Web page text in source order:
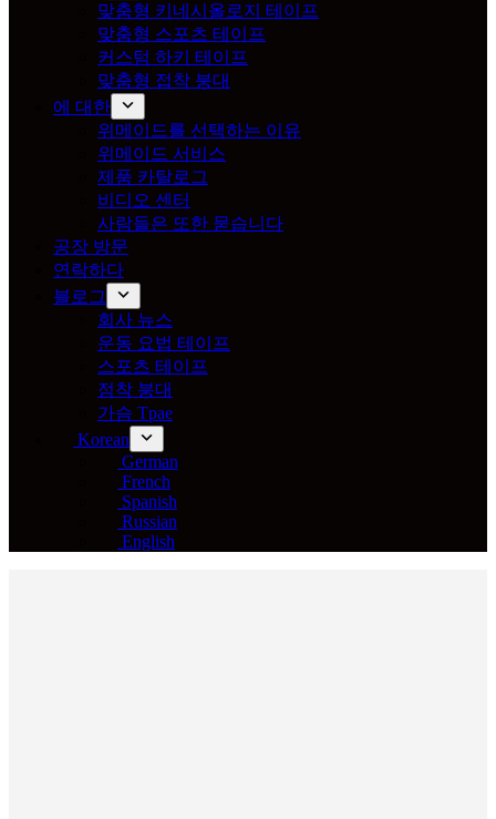
맞춤형 키네시올로지 테이프
맞춤형 스포츠 테이프
커스텀 하키 테이프
맞춤형 접착 붕대
에 대한
위메이드를 선택하는 이유
위메이드 서비스
제품 카탈로그
비디오 센터
사람들은 또한 묻습니다
공장 방문
연락하다
블로그
회사 뉴스
운동 요법 테이프
스포츠 테이프
점착 붕대
가슴 Tpae
Korean
German
French
Spanish
Russian
English